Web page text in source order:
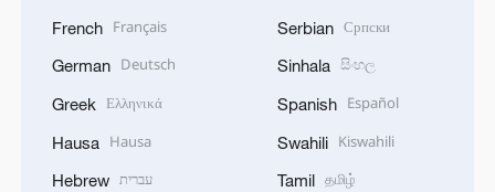
French Français
German Deutsch
Greek Ελληνικά
Hausa Hausa
Hebrew עברית
Serbian Српски
Sinhala සිංහල
Spanish Español
Swahili Kiswahili
Tamil தமிழ்